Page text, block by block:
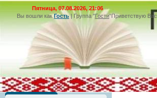
Пятница, 07.08.2026, 21:06
Вы вошли как Гость|Группа"Гости"Приветствую Вас